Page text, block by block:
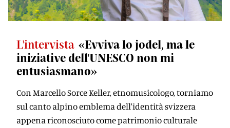
L'intervista «Evviva lo jodel, ma le
iniziative dell'UNESCO non mi
entusiasmano»
Con Marcello Sorce Keller, etnomusicologo, torniamo
sul canto alpino emblema dell'identità svizzera
appena riconosciuto come patrimonio culturale